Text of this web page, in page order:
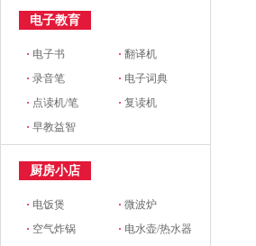
电子教育
· 电子书 ·翻译机
·录音笔 · 电子词典
· 点读机/笔 ·复读机
·早教益智
厨房小店
· 电饭煲 ·微波炉
· 空气炸锅 · 电水壶/热水器